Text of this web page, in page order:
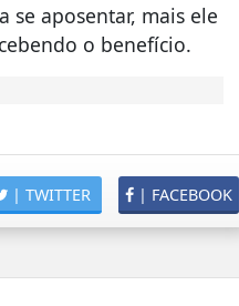
aposentar, mais ele
o benefício.
| FACEBOOK
| TWITTER